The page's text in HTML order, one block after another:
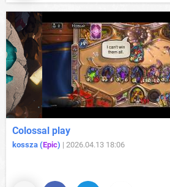
Colossal play
kossza (Epic) | 2026.04.13 18:06